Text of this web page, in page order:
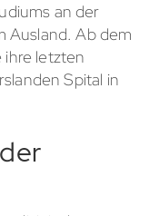
an der
Ausland. Ab dem
ihre letzten
Spital in